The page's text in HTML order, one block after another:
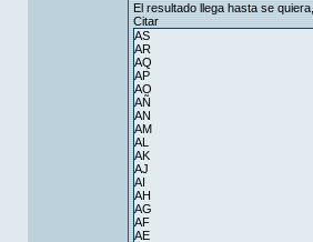
El resultado llega hasta se
Citar
AS
AR
AQ
AP
AO
AÑ
AN
AM
AL
AK
AJ
AI
AH
AG
AF
AE